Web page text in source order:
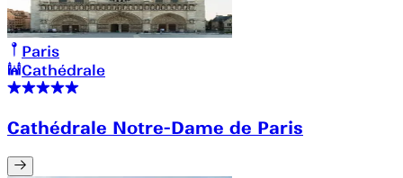
Paris
Cathédrale
Cathédrale Notre-Dame de Paris